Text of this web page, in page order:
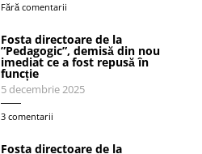
Fără comentarii
Fosta directoare de la
”Pedagogic”, demisă din nou
imediat ce a fost repusă în
funcție
5 decembrie 2025
3 comentarii
Fosta directoare de la